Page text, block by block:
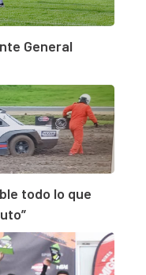
General
todo lo que